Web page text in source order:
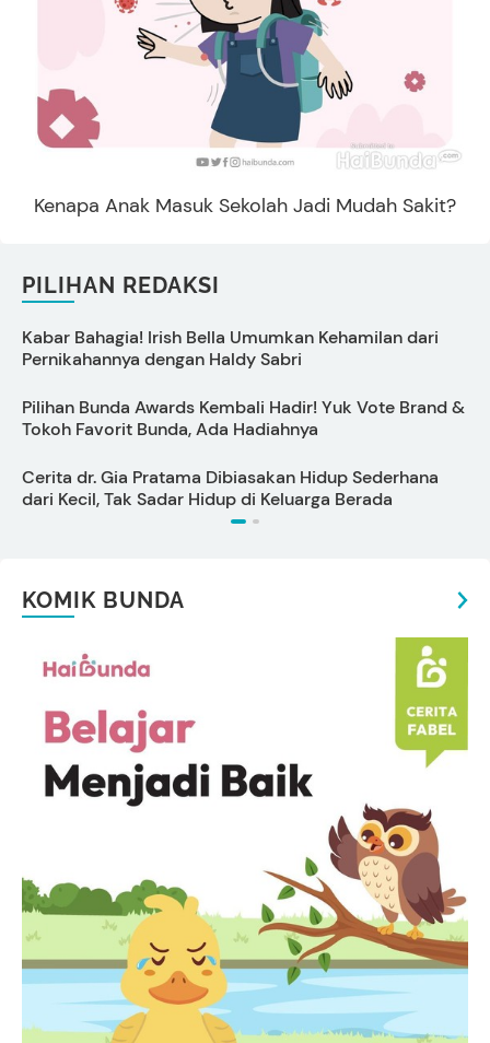
Kenapa Anak Masuk Sekolah Jadi Mudah Sakit?
PILIHAN REDAKSI
Kabar Bahagia! Irish Bella Umumkan Kehamilan dari
Pernikahannya dengan Haldy Sabri
Pilihan Bunda Awards Kembali Hadir! Yuk Vote Brand &
Tokoh Favorit Bunda, Ada Hadiahnya
Cerita dr. Gia Pratama Dibiasakan Hidup Sederhana
dari Kecil, Tak Sadar Hidup di Keluarga Berada
KOMIK BUNDA